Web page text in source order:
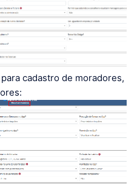
cadastro de moradores,